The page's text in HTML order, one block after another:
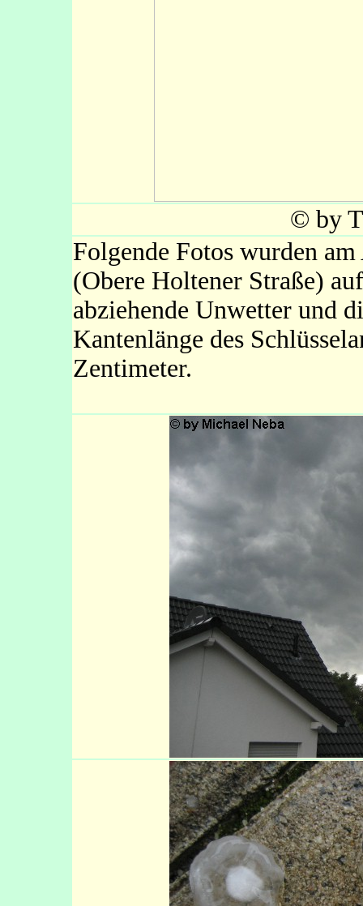
© by
Folgende Fotos wurden
(Obere Holtener Straße)
abziehende Unwetter und
Kantenlänge des
Zentimeter.